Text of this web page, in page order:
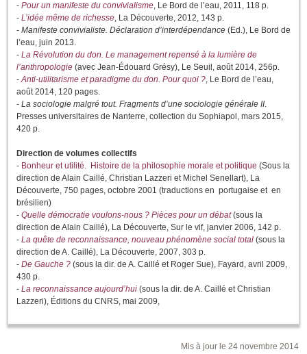
- Pour un manifeste du convivialisme, Le Bord de l’eau, 2011, 118 p.
- L’idée même de richesse, La Découverte, 2012, 143 p.
- Manifeste convivialiste. Déclaration d’interdépendance (Ed.), Le Bord de
l’eau, juin 2013.
- La Révolution du don. Le management repensé à la lumière de
l’anthropologie (avec Jean-Édouard Grésy), Le Seuil, août 2014, 256p.
-Anti-utilitarisme et paradigme du don. Pour quoi ?, Le Bord de l’eau,
août 2014, 120 pages.
- La sociologie malgré tout. Fragments d’une sociologie générale II.
Presses universitaires de Nanterre, collection du Sophiapol, mars 2015,
420 p.
Direction de volumes collectifs
- Bonheur et utilité. Histoire de la philosophie morale et politique (Sous la
direction de Alain Caillé, Christian Lazzeri et Michel Senellart), La
Découverte, 750 pages, octobre 2001 (traductions en portugaise et en
brésilien)
- Quelle démocratie voulons-nous ? Pièces pour un débat(sous la
direction de Alain Caillé), La Découverte, Sur le vif, janvier 2006, 142 p.
- La quête de reconnaissance, nouveau phénomène social total (sous la
direction de A. Caillé), La Découverte, 2007, 303 p.
- De Gauche ? (sous la dir. de A. Caillé et Roger Sue), Fayard, avril 2009,
430 p.
- La reconnaissance aujourd’hui (sous la dir. de A. Caillé et Christian
Lazzeri), Éditions du CNRS, mai 2009,
Mis à jour le 24 novembre 2014